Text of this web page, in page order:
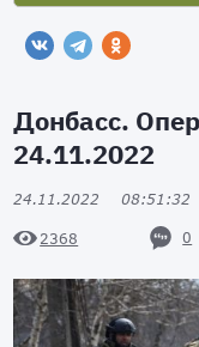
Донбасс.
24.11.2022
24.11.2022 08:51:32
2368 0